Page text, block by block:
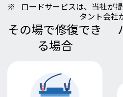
※
ロードサービスは、当社が
タント会社
その場で修復でき
る場合